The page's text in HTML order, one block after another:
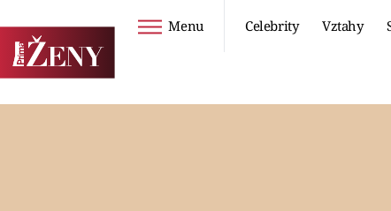
Menu Celebrity Vztahy